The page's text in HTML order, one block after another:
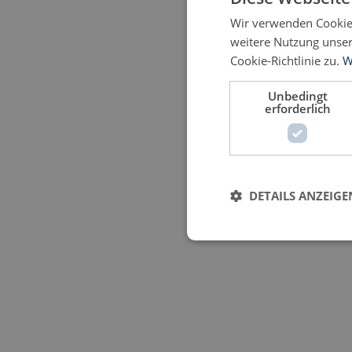
Wir verwenden
weitere Nutzung
Cookie-Richtlinie zu.
Unbedingt
erforderlich
DETAILS